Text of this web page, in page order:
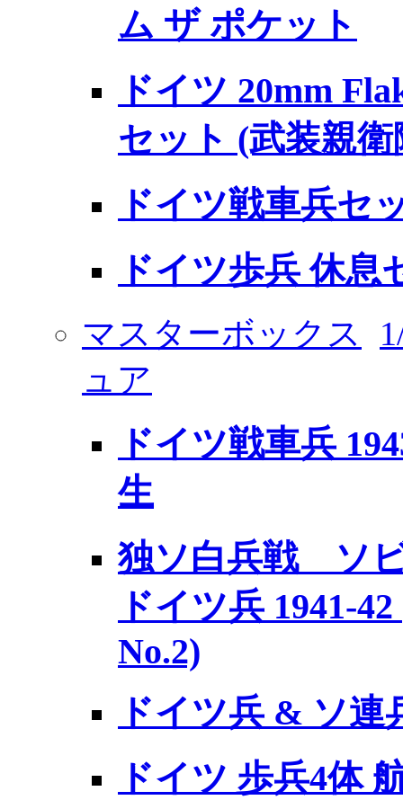
ム ザ ポケット
ドイツ 20mm
セット (武装親衛
ドイツ戦車兵セ
ドイツ歩兵 休息
マスターボックス
ュア
ドイツ戦車兵
生
独ソ白兵戦 ソ
ドイツ兵 1941-
No.2)
ドイツ兵 & ソ連
ドイツ 歩兵4体